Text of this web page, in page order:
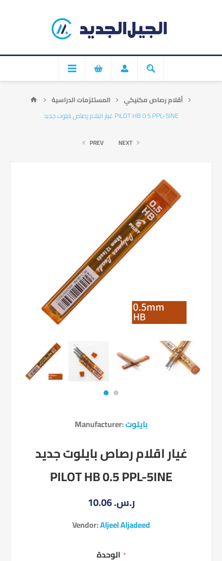
المستلزمات الدراسية
أقلام رصاص مكنيكي
غيار اقلام رصاص بايلوت جديد PILOT HB 0.5 PPL-5INE
PREV NEXT
Manufacturer:بايلوت
غيار اقلام رصاص بايلوت جديد
PILOT HB 0.5 PPL-5INE
10.06 ر.س.‏
Vendor:Aljeel Aljadeed
*